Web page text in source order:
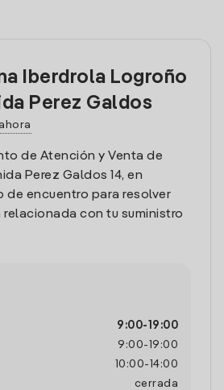
Iberdrola Logroño
Perez Galdos
de Atención y Venta de
Perez Galdos 14, en
de encuentro para resolver
con tu suministro
9:00- 19:00
9:00- 19:00
10:00- 14:00
cerrada